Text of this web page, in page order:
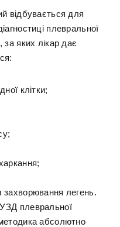
відбувається для
плевральної
за яких лікар дає
клітки;
легень.
плевральної
абсолютно